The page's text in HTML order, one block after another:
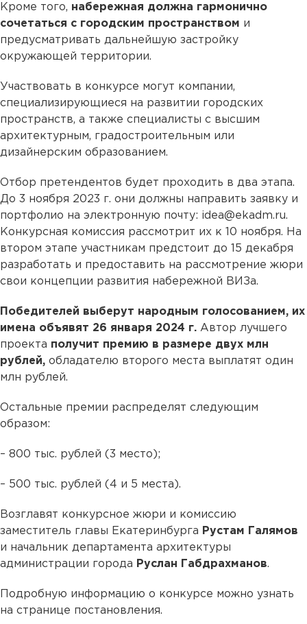
Кроме того, набережная должна гармонично
сочетаться с городским пространством и
предусматривать дальнейшую застройку
окружающей территории.
Участвовать в конкурсе могут компании,
специализирующиеся на развитии городских
пространств, а также специалисты с высшим
архитектурным, градостроительным или
дизайнерским образованием.
Отбор претендентов будет проходить в два этапа.
До 3 ноября 2023 г. они должны направить заявку и
портфолио на электронную почту: idea@ekadm.ru.
Конкурсная комиссия рассмотрит их к 10 ноября. На
втором этапе участникам предстоит до 15 декабря
разработать и предоставить на рассмотрение жюри
свои концепции развития набережной ВИЗа.
Победителей выберут народным голосованием, их
имена объявят 26 января 2024 г. Автор лучшего
проекта получит премию в размере двух млн
рублей, обладателю второго места выплатят один
млн рублей.
Остальные премии распределят следующим
образом:
– 800 тыс. рублей (3 место);
– 500 тыс. рублей (4 и 5 места).
Возглавят конкурсное жюри и комиссию
заместитель главы Екатеринбурга Рустам Галямов
и начальник департамента архитектуры
администрации города Руслан Габдрахманов.
Подробную информацию о конкурсе можно узнать
на странице постановления.